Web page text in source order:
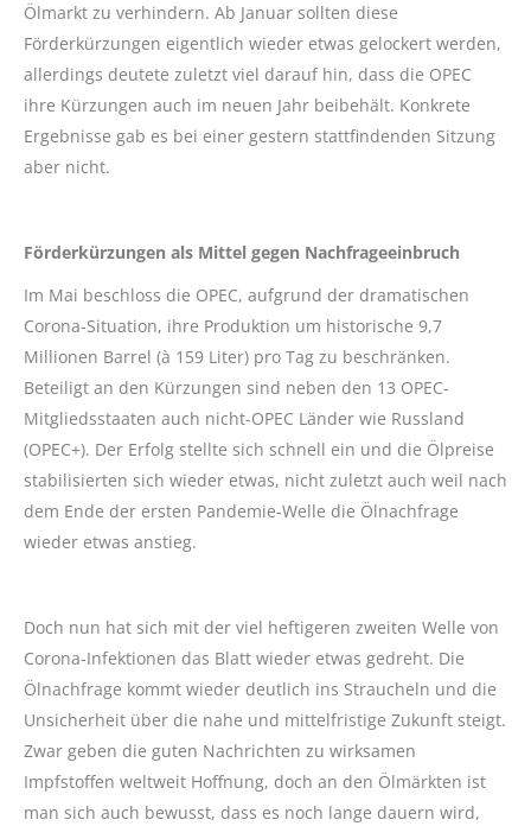
Ölmarkt zu verhindern. Ab Januar sollten diese
Förderkürzungen eigentlich wieder etwas gelockert werden,
allerdings deutete zuletzt viel darauf hin, dass die OPEC
ihre Kürzungen auch im neuen Jahr beibehält. Konkrete
Ergebnisse gab es bei einer gestern stattfindenden Sitzung
aber nicht.
Förderkürzungen als Mittel gegen Nachfrageeinbruch
Im Mai beschloss die OPEC, aufgrund der dramatischen
Corona-Situation, ihre Produktion um historische 9,7
Millionen Barrel (à 159 Liter) pro Tag zu beschränken.
Beteiligt an den Kürzungen sind neben den 13 OPEC-
Mitgliedsstaaten auch nicht-OPEC Länder wie Russland
(OPEC+). Der Erfolg stellte sich schnell ein und die Ölpreise
stabilisierten sich wieder etwas, nicht zuletzt auch weil nach
dem Ende der ersten Pandemie-Welle die Ölnachfrage
wieder etwas anstieg.
Doch nun hat sich mit der viel heftigeren zweiten Welle von
Corona-Infektionen das Blatt wieder etwas gedreht. Die
Ölnachfrage kommt wieder deutlich ins Straucheln und die
Unsicherheit über die nahe und mittelfristige Zukunft steigt.
Zwar geben die guten Nachrichten zu wirksamen
Impfstoffen weltweit Hoffnung, doch an den Ölmärkten ist
man sich auch bewusst, dass es noch lange dauern wird,